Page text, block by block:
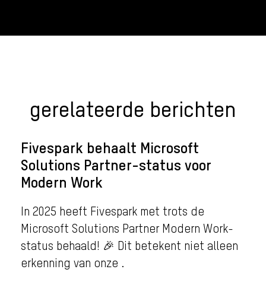
gerelateerde berichten
Fivespark behaalt Microsoft
Solutions Partner-status voor
Modern Work
In 2025 heeft Fivespark met trots de
Microsoft Solutions Partner Modern Work-
status behaald! 🎉 Dit betekent niet alleen
erkenning van onze .